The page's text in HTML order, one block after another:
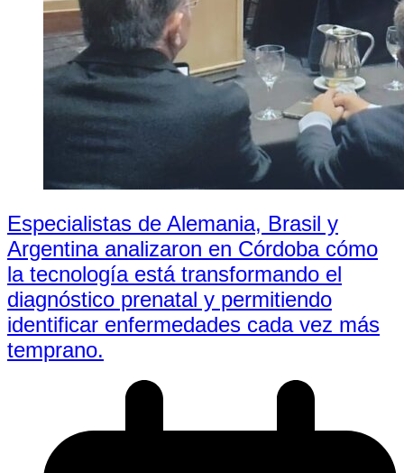
Especialistas de Alemania, Brasil y
Argentina analizaron en Córdoba cómo
la tecnología está transformando el
diagnóstico prenatal y permitiendo
identificar enfermedades cada vez más
temprano.